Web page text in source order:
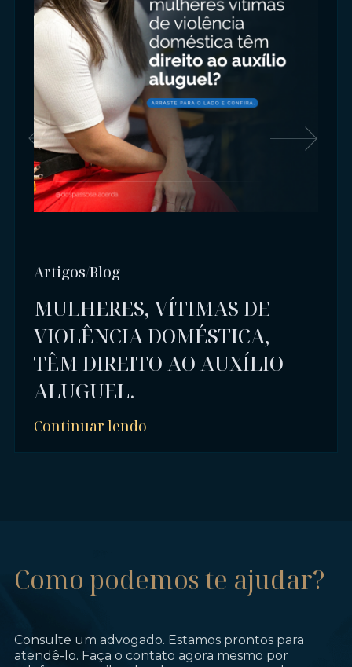
Artigos/Blog
MULHERES, VÍTIMAS DE
VIOLÊNCIA DOMÉSTICA,
TÊM DIREITO AO AUXÍLIO
ALUGUEL.
Continuar lendo
Como podemos te ajudar?
Consulte um advogado. Estamos prontos para
atendê-lo. Faça o contato agora mesmo por